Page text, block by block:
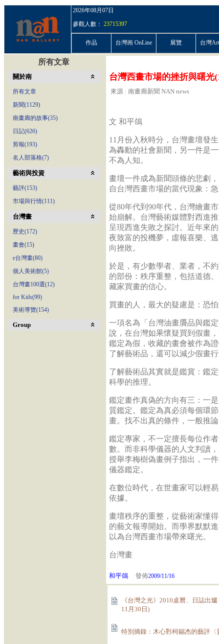
2026年08月07日
參觀人數： 23715397
作品 台灣画 OnLine 展覽 台灣
所有文章
關於南
所有文章
新聞(1129)
南畫廊的故事(35)
日記(626)
剪報(193)
名人部落格(7)
藝術與投資
藝評(153)
市場與行情(111)
台灣畫
歷史(172)
畫會(15)
e台灣畫(80)
個人美術館(5)
台灣畫100選(12)
for Kids(99)
美術導覽(154)
Group
台灣西畫市場的挫折與曙光
來源 : 南畫廊新聞 NAN news
文 和平鴿
11月份入秋時分，台灣畫壇發
為轟動的社會新聞，另一件是
不為人知。
畫壇一件成為新聞頭條的悲劇
自台灣西畫市場的當代現象：
從80年代到90年代，台灣繪畫
始崩解。台灣藝術媒體對西進
呈現西進失敗之探討。近年來
夜致富的投機夢，虛報喜樂、
向挫敗。
於是，有少數學者、業者，不
的部份：秩序重整，包括道德
藏家買畫的信心。
買畫的人，最大的疑慮是：恐
一項名為「台灣油畫贗品與鑑
說，在台灣如果懷疑買到假畫
鑑定為假，收藏的畫會被作為
了解藝術品，還可以減少假畫
了解藝術品其實就是鑑賞：鑑
科學的推理。
鑑定畫作真偽的方向有三：一
質鑑定。鑑定為真必須每個環
畫。找不出真的條件，一般推
鑑定專家，不一定擅長每位作
數。而非科學儀器的人文判讀
授舉李梅樹偽畫例子指出，一
儀器鑑定。
在數位時代，在世畫家可以輕
依據。
畫壇秩序的重整，從藝術家懂
的藝文報導開始。而學界默默
以為台灣西畫市場帶來曙光。
台灣畫
和平鴿 發佈2009/11/16
《台灣之光》2010桌曆、日誌出
11月30日)
特別摘錄：木心對柯錫杰的藝評